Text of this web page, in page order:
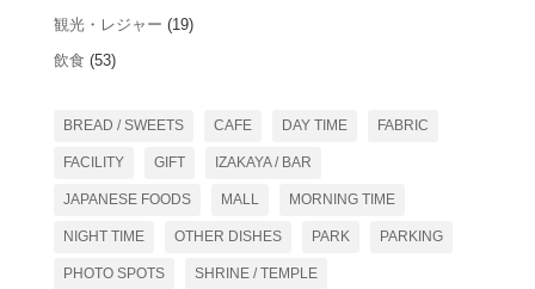
観光・レジャー (19)
飲食 (53)
BREAD / SWEETS CAFE DAY TIME FABRIC
FACILITY GIFT IZAKAYA / BAR
JAPANESE FOODS MALL MORNING TIME
NIGHT TIME OTHER DISHES PARK PARKING
PHOTO SPOTS SHRINE / TEMPLE